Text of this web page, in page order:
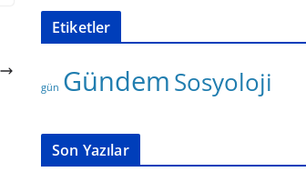
t
e
Etiketler
gün GündemSosyoloji
Son Yazılar